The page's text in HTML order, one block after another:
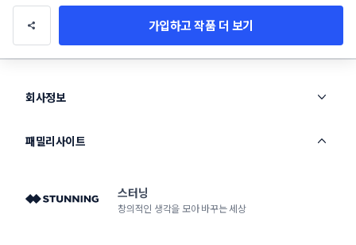
가입하고 작품 더 보기
회사정보
패밀리사이트
스터닝
창의적인 생각을 모아 바꾸는 세상